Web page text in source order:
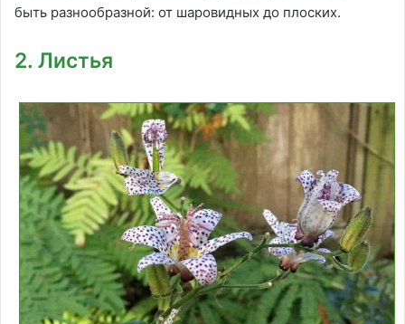
быть разнообразной: от шаровидных до плоских.
2. Листья